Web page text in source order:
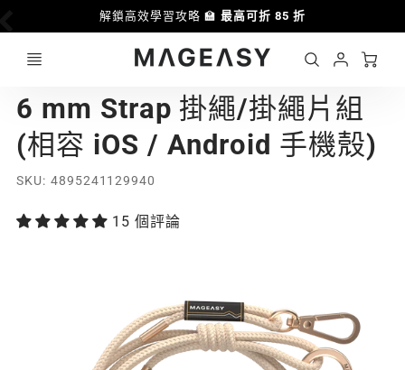
解鎖高效學習攻略 🏫 最高可折 85 折
Login
MAGEASY
6 mm Strap 掛繩/掛繩片組
(相容 iOS / Android 手機殼)
SKU 4895241129940
15 個評論